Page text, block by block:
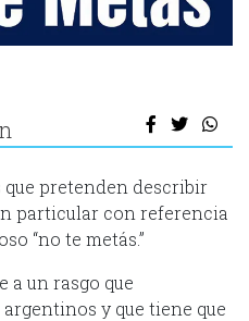
pretenden describir
particular con referencia
“no te metás.”
a un rasgo que
y que tiene que